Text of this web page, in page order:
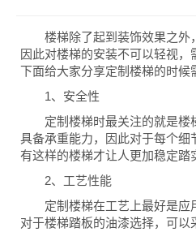
楼梯除了起到装饰效果之外
因此对楼梯的安装不可以轻视，
下面给大家分享定制楼梯的时候
1、安全性
定制楼梯时最关注的就是楼
具备承重能力，因此对于每个细
有这样的楼梯才让人更加稳定踏
2、工艺性能
定制楼梯在工艺上最好是应
对于楼梯踏板的油漆选择，可